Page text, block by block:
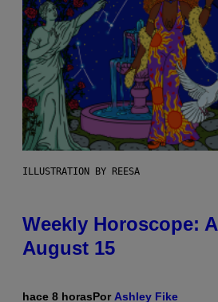
ILLUSTRATION BY REESA
Weekly Horoscope:
August 15
hace 8 horasPor Ashley Fike